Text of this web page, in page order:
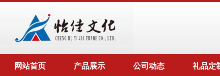
网站首页 产品展示 公司动态 礼品定